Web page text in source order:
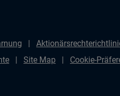
Site Map Cookie-